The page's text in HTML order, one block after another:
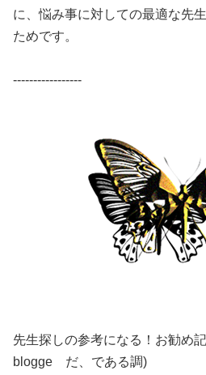
に、悩み事に対しての最適な先
ためです。
-----------------
先生探しの参考になる！お勧
blogge だ、である調)